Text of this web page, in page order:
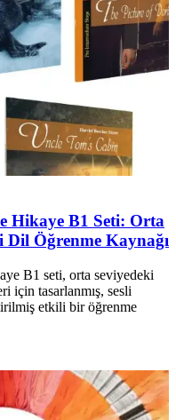
Hikaye B1 Seti: Orta
Dil Öğrenme Kaynağı
B1 seti, orta seviyedeki
için tasarlanmış, sesli
etkili bir öğrenme